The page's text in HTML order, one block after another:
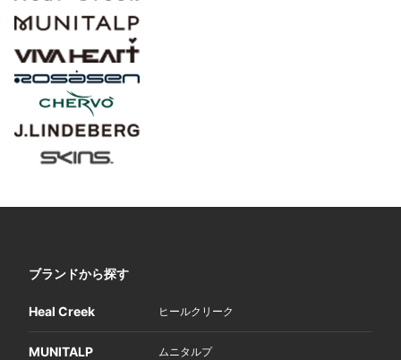
ブランドから探す
Heal Creek ヒールクリーク
MUNITALP ムニタルプ